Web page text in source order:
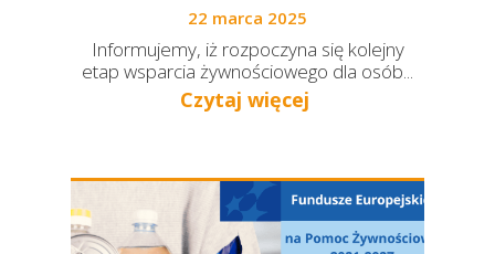
22 marca 2025
Informujemy, iż rozpoczyna się kolejny
etap wsparcia żywnościowego dla osób...
Czytaj więcej